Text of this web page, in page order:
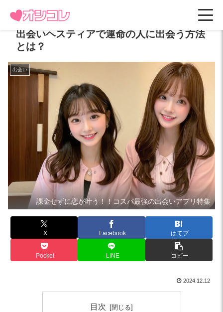
出会いヘスティアで運命の人に出会う方法
とは？
出会い
課金せずに恋が叶う！！コスパ最強の出会いアプリ特集
X Facebook はてブ
Pocket LINE コピー
2024.12.12
目次